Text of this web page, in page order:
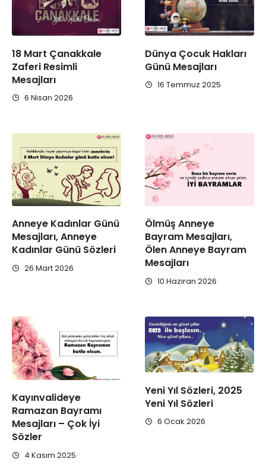
18 Mart Çanakkale
Zaferi Resimli
Mesajları
6 Nisan 2026
Dünya Çocuk Hakları
Günü Mesajları
16 Temmuz 2025
Anneye Kadınlar Günü
Mesajları, Anneye
Kadınlar Günü Sözleri
26 Mart 2026
Ölmüş Anneye
Bayram Mesajları,
Ölen Anneye Bayram
Mesajları
10 Haziran 2026
Kayınvalideye
Ramazan Bayramı
Mesajları – Çok İyi
Sözler
4 Kasım 2025
Yeni Yıl Sözleri, 2025
Yeni Yıl Sözleri
6 Ocak 2026